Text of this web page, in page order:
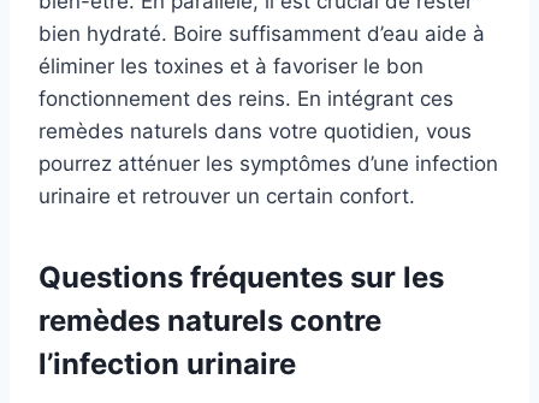
bien hydraté. Boire suffisamment d’eau aide à
éliminer les toxines et à favoriser le bon
fonctionnement des reins. En intégrant ces
remèdes naturels dans votre quotidien, vous
pourrez atténuer les symptômes d’une infection
urinaire et retrouver un certain confort.
Questions fréquentes sur les
remèdes naturels contre
l’infection urinaire